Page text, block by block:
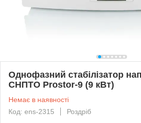
Однофазний стабілізатор
СНПТО Prostor-9 (9 кВт)
Немає в наявності
Код: ens-2315
Роздріб